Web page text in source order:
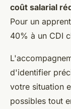
coût salarial
Pour un
40% à un CDI
d'identifier
votre situation
possibles tout